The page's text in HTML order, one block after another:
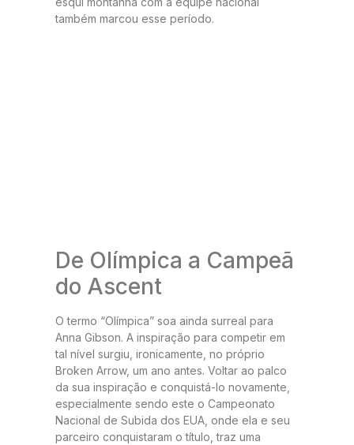
também marcou esse período.
De Olímpica a Campeã
do Ascent
O termo “Olímpica” soa ainda surreal para
Anna Gibson. A inspiração para competir em
tal nível surgiu, ironicamente, no próprio
Broken Arrow, um ano antes. Voltar ao palco
da sua inspiração e conquistá-lo novamente,
especialmente sendo este o Campeonato
Nacional de Subida dos EUA, onde ela e seu
parceiro conquistaram o título, traz uma